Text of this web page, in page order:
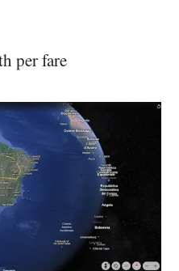
per fare